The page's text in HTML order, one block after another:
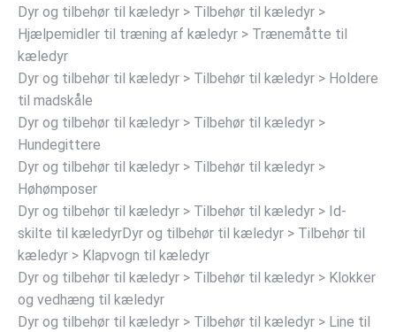
Dyr og tilbehør til kæledyr > Tilbehør til kæledyr >
Hjælpemidler til træning af kæledyr > Trænemåtte til
kæledyr
Dyr og tilbehør til kæledyr > Tilbehør til kæledyr > Holdere
til madskåle
Dyr og tilbehør til kæledyr > Tilbehør til kæledyr >
Hundegittere
Dyr og tilbehør til kæledyr > Tilbehør til kæledyr >
Høhømposer
Dyr og tilbehør til kæledyr > Tilbehør til kæledyr > Id-
skilte til kæledyrDyr og tilbehør til kæledyr > Tilbehør til
kæledyr > Klapvogn til kæledyr
Dyr og tilbehør til kæledyr > Tilbehør til kæledyr > Klokker
og vedhæng til kæledyr
Dyr og tilbehør til kæledyr > Tilbehør til kæledyr > Line til